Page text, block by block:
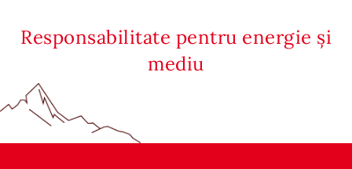
Responsabilitate pentru energie și
mediu